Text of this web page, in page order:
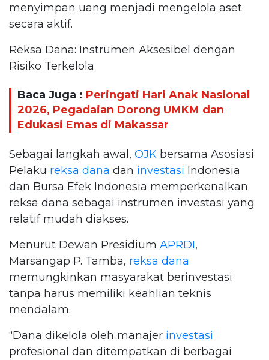
menyimpan uang menjadi mengelola aset
secara aktif.
Reksa Dana: Instrumen Aksesibel dengan
Risiko Terkelola
Baca Juga : Peringati Hari Anak Nasional
2026, Pegadaian Dorong UMKM dan
Edukasi Emas di Makassar
Sebagai langkah awal, OJK bersama Asosiasi
Pelaku reksa dana dan investasi Indonesia
dan Bursa Efek Indonesia memperkenalkan
reksa dana sebagai instrumen investasi yang
relatif mudah diakses.
Menurut Dewan Presidium APRDI,
Marsangap P. Tamba, reksa dana
memungkinkan masyarakat berinvestasi
tanpa harus memiliki keahlian teknis
mendalam.
“Dana dikelola oleh manajer investasi
profesional dan ditempatkan di berbagai